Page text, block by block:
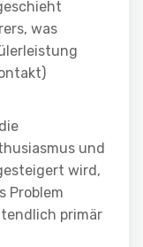
was
und
wird,
Problem
primär